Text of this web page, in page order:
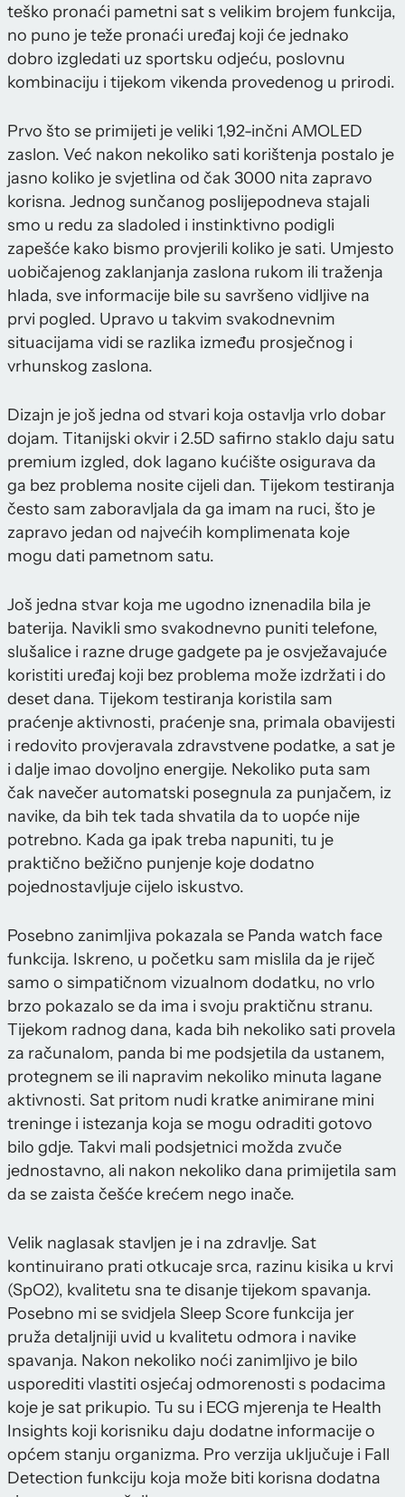
teško pronaći pametni sat s velikim brojem funkcija,
no puno je teže pronaći uređaj koji će jednako
dobro izgledati uz sportsku odjeću, poslovnu
kombinaciju i tijekom vikenda provedenog u prirodi.
Prvo što se primijeti je veliki 1,92-inčni AMOLED
zaslon. Već nakon nekoliko sati korištenja postalo je
jasno koliko je svjetlina od čak 3000 nita zapravo
korisna. Jednog sunčanog poslijepodneva stajali
smo u redu za sladoled i instinktivno podigli
zapešće kako bismo provjerili koliko je sati. Umjesto
uobičajenog zaklanjanja zaslona rukom ili traženja
hlada, sve informacije bile su savršeno vidljive na
prvi pogled. Upravo u takvim svakodnevnim
situacijama vidi se razlika između prosječnog i
vrhunskog zaslona.
Dizajn je još jedna od stvari koja ostavlja vrlo dobar
dojam. Titanijski okvir i 2.5D safirno staklo daju satu
premium izgled, dok lagano kućište osigurava da
ga bez problema nosite cijeli dan. Tijekom testiranja
često sam zaboravljala da ga imam na ruci, što je
zapravo jedan od najvećih komplimenata koje
mogu dati pametnom satu.
Još jedna stvar koja me ugodno iznenadila bila je
baterija. Navikli smo svakodnevno puniti telefone,
slušalice i razne druge gadgete pa je osvježavajuće
koristiti uređaj koji bez problema može izdržati i do
deset dana. Tijekom testiranja koristila sam
praćenje aktivnosti, praćenje sna, primala obavijesti
i redovito provjeravala zdravstvene podatke, a sat je
i dalje imao dovoljno energije. Nekoliko puta sam
čak navečer automatski posegnula za punjačem, iz
navike, da bih tek tada shvatila da to uopće nije
potrebno. Kada ga ipak treba napuniti, tu je
praktično bežično punjenje koje dodatno
pojednostavljuje cijelo iskustvo.
Posebno zanimljiva pokazala se Panda watch face
funkcija. Iskreno, u početku sam mislila da je riječ
samo o simpatičnom vizualnom dodatku, no vrlo
brzo pokazalo se da ima i svoju praktičnu stranu.
Tijekom radnog dana, kada bih nekoliko sati provela
za računalom, panda bi me podsjetila da ustanem,
protegnem se ili napravim nekoliko minuta lagane
aktivnosti. Sat pritom nudi kratke animirane mini
treninge i istezanja koja se mogu odraditi gotovo
bilo gdje. Takvi mali podsjetnici možda zvuče
jednostavno, ali nakon nekoliko dana primijetila sam
da se zaista češće krećem nego inače.
Velik naglasak stavljen je i na zdravlje. Sat
kontinuirano prati otkucaje srca, razinu kisika u krvi
(SpO2), kvalitetu sna te disanje tijekom spavanja.
Posebno mi se svidjela Sleep Score funkcija jer
pruža detaljniji uvid u kvalitetu odmora i navike
spavanja. Nakon nekoliko noći zanimljivo je bilo
usporediti vlastiti osjećaj odmorenosti s podacima
koje je sat prikupio. Tu su i ECG mjerenja te Health
Insights koji korisniku daju dodatne informacije o
općem stanju organizma. Pro verzija uključuje i Fall
Detection funkciju koja može biti korisna dodatna